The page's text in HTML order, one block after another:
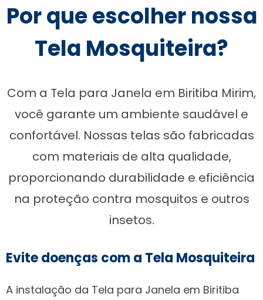
Por que escolher nossa
Tela Mosquiteira?
Com a Tela para Janela em Biritiba Mirim,
você garante um ambiente saudável e
confortável. Nossas telas são fabricadas
com materiais de alta qualidade,
proporcionando durabilidade e eficiência
na proteção contra mosquitos e outros
insetos.
Evite doenças com a Tela Mosquiteira
A instalação da Tela para Janela em Biritiba